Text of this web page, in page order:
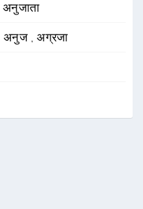
अनुजाता
अनुज ,अग्रजा